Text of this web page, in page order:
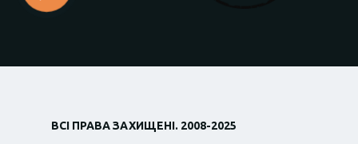
ВСІ ПРАВА ЗАХИЩЕНІ. 2008-2025